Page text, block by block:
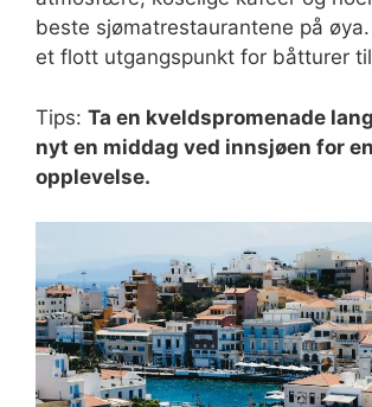
beste sjømatrestaurantene på
et flott utgangspunkt for båtturer
Tips: Ta en kveldspromenade
nyt en middag ved innsjøen for
opplevelse.